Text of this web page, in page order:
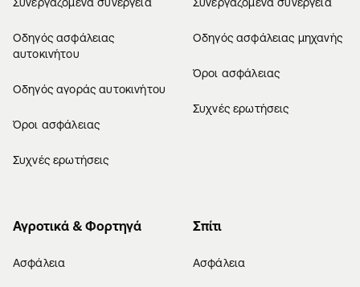
Συνεργαζόμενα συνεργεία
Οδηγός ασφάλειας
αυτοκινήτου
Οδηγός αγοράς αυτοκινήτου
Όροι ασφάλειας
Συχνές ερωτήσεις
Συνεργαζόμενα συνεργεία
Οδηγός ασφάλειας μηχανής
Όροι ασφάλειας
Συχνές ερωτήσεις
Αγροτικά & Φορτηγά
Ασφάλεια
Σπίτι
Ασφάλεια